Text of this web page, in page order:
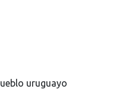
uruguayo